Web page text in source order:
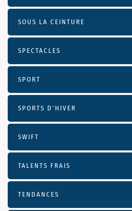
SOUS LA CEINTURE
SPECTACLES
SPORT
SPORTS D'HIVER
SWIFT
TALENTS FRAIS
TENDANCES